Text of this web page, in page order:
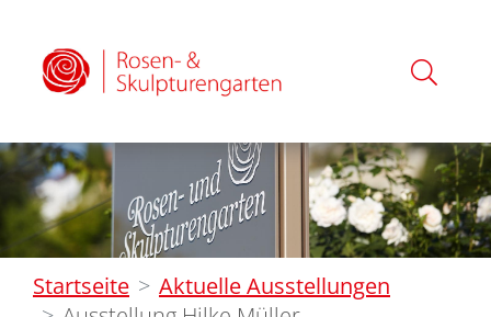
Startseite
Aktuelle Ausstellungen